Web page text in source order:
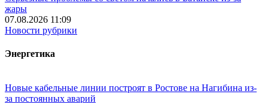
жары
07.08.2026 11:09
Новости рубрики
Энергетика
Новые кабельные линии построят в Ростове на Нагибина из-
за постоянных аварий